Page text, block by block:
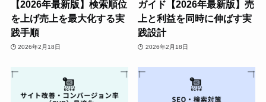
【2026年最新版】検索順位
を上げ売上を最大化する実
践手順
2026年2月18日
ガイド【2026年最新版】売
上と利益を同時に伸ばす実
践設計
2026年2月18日